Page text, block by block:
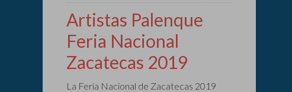
Artistas Palenque
Feria Nacional
Zacatecas 2019
La Feria Nacional de Zacatecas 2019